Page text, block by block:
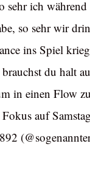
sehr ich während
so sehr wir
ins Spiel
du halt
in einen Flow
auf